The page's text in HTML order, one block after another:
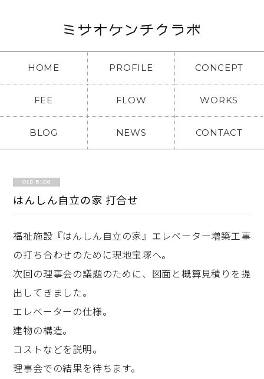
HOME PROFILE CONCEPT
FEE FLOW WORKS
BLOG NEWS CONTACT
OLD BLOG
はんしん自立の家 打合せ
福祉施設『はんしん自立の家』エレベーター増築工事
の打ち合わせのために現地宝塚へ。
次回の理事会の議題のために、図面と概算見積りを提
出してきました。
エレベーターの仕様。
建物の構造。
コストなどを説明。
理事会での結果を待ちます。